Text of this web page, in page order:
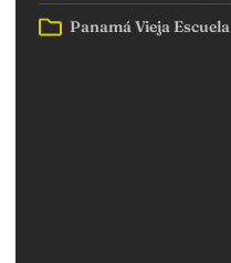
Panamá Vieja Escuela